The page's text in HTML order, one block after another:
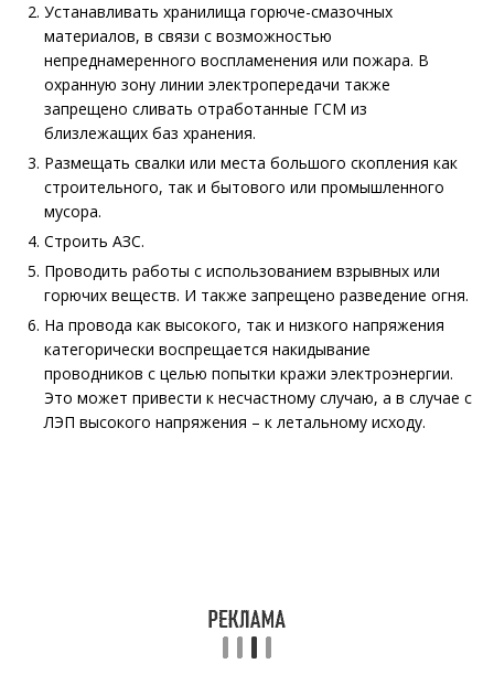
Устанавливать хранилища горюче-смазочных
материалов, в связи с возможностью
непреднамеренного воспламенения или пожара. В
охранную зону линии электропередачи также
запрещено сливать отработанные ГСМ из
близлежащих баз хранения.
Размещать свалки или места большого скопления как
строительного, так и бытового или промышленного
мусора.
Строить АЗС.
Проводить работы с использованием взрывных или
горючих веществ. И также запрещено разведение огня.
На провода как высокого, так и низкого напряжения
категорически воспрещается накидывание
проводников с целью попытки кражи электроэнергии.
Это может привести к несчастному случаю, а в случае с
ЛЭП высокого напряжения – к летальному исходу.